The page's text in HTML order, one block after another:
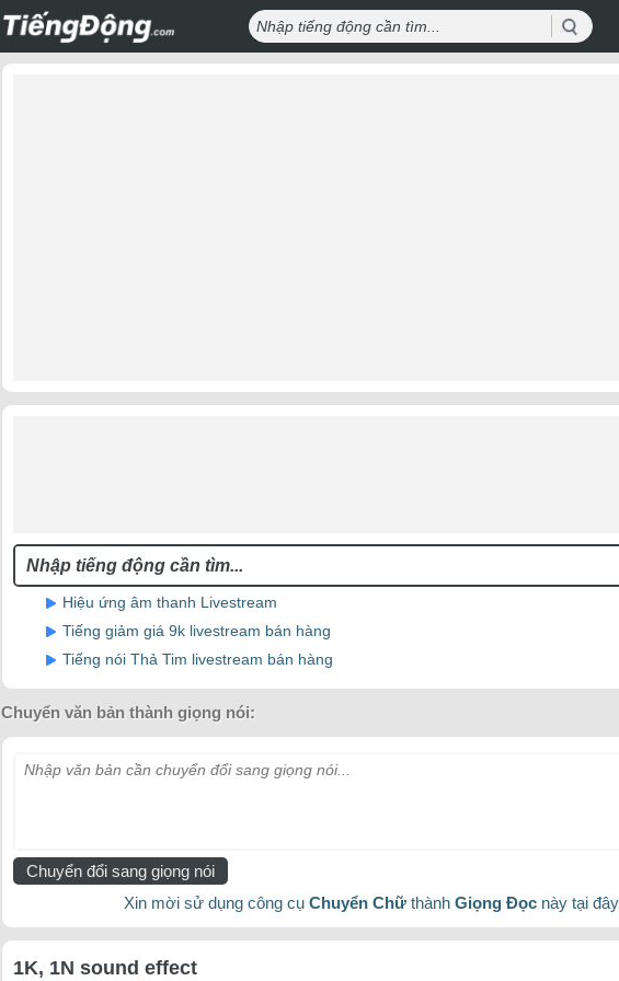
Hiệu ứng âm thanh Livestream
Tiếng giảm giá 9k livestream bán hàng
Tiếng nói Thả Tim livestream bán hàng
Chuyển văn bản thành giọng nói:
Nhập văn bản cần chuyển đổi sang giọng nói...
Chuyển đổi sang giọng nói
Xin mời sử dụng công cụ Chuyển Chữ thành Giọng Đọc này tại
1K, 1N sound effect